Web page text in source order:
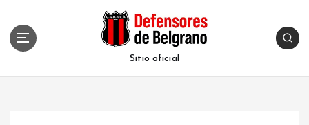
Sitio oficial